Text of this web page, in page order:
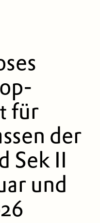
für
der
Sek II
und